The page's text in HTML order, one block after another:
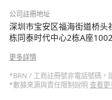
公司註冊地址
深圳市宝安区福海街道桥
栋同泰时代中心2栋A座1002
更多詳情
*BRN / 工商註冊號非電話號碼，
*數據來源與責任限制說明 查看更